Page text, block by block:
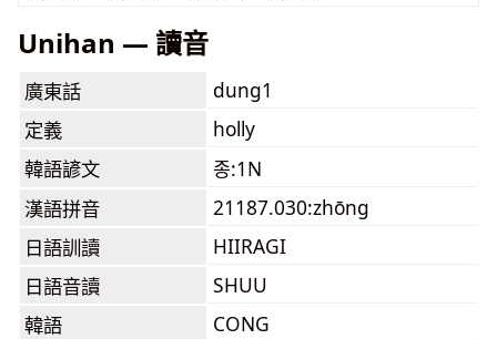
Unihan — 讀音
廣東話
dung1
定義
holly
韓語諺文
종:1N
漢語拼音
21187.030:zhōng
日語訓讀
HIIRAGI
日語音讀
SHUU
韓語
CONG